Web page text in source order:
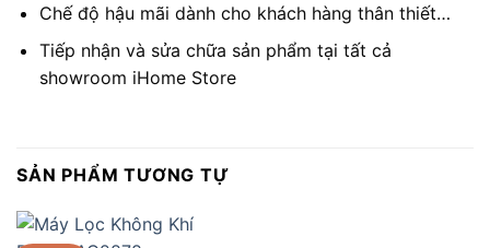
Chế độ hậu mãi dành cho khách hàng thân thiết…
Tiếp nhận và sửa chữa sản phẩm tại tất cả
showroom iHome Store
SẢN PHẨM TƯƠNG TỰ